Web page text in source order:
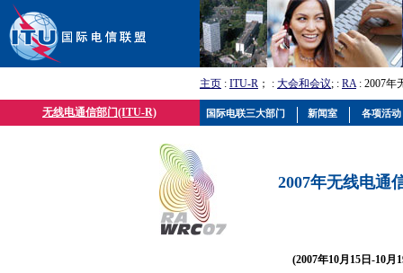
主页 : ITU-R ； : 大会和会议; : RA: 2007年
无线电通信部门(ITU-R)
2007年无线电通
(2007年10月15日-10月
国际电联三大部门 新闻室 各项活动